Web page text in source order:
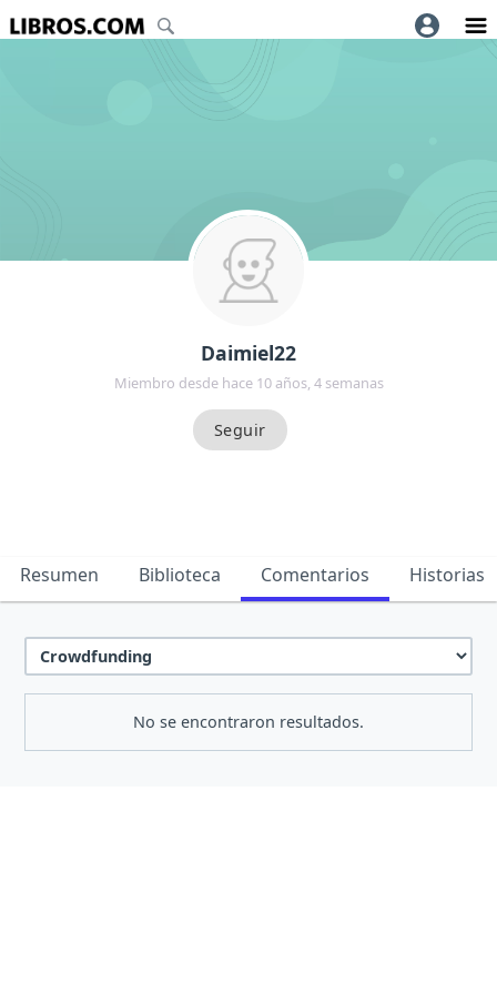
Daimiel22
Miembro desde hace 10 años, 4 semanas
Resumen Biblioteca Comentarios Historias
No se encontraron resultados.